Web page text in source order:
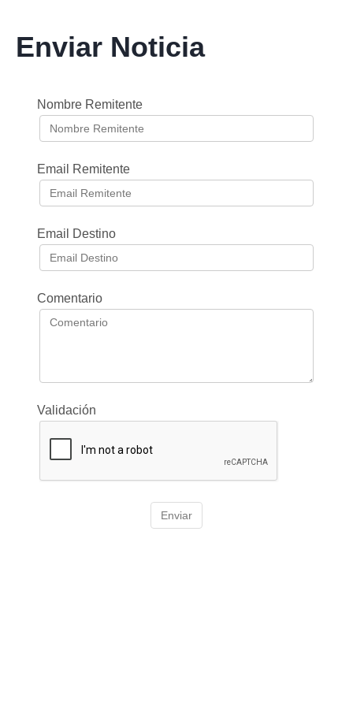
Enviar Noticia
Nombre Remitente
Email Remitente
Email Destino
Comentario
Validación